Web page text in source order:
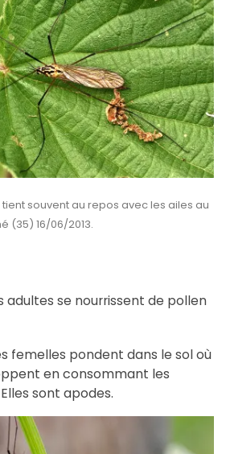
souvent au repos avec les ailes au
(35) 16/06/2013.
adultes se nourrissent de pollen
femelles pondent dans le sol où
en consommant les
sont apodes.